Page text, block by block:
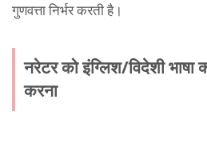
गुणवत्ता निर्भर करती है।
नरेटर को इंग्लिश/विदेशी
करना